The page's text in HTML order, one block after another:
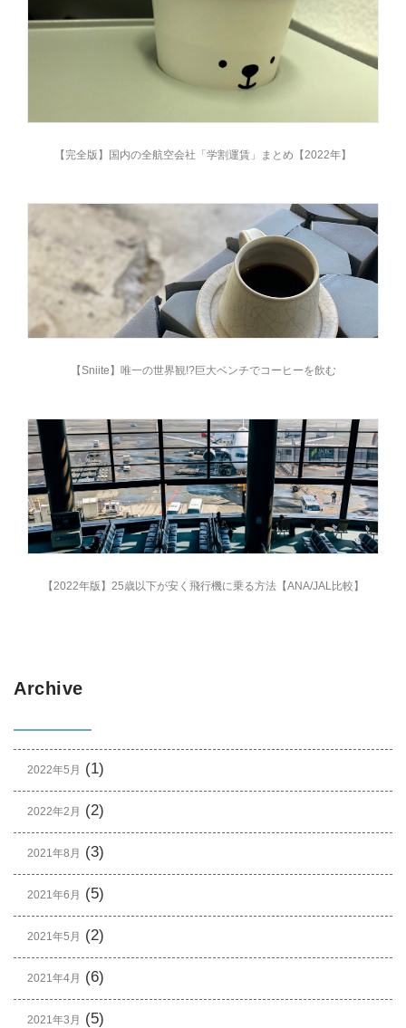
【完全版】国内の全航空会社「学割運賃」まとめ【2022年】
【Sniite】唯一の世界観!?巨大ベンチでコーヒーを飲む
【2022年版】25歳以下が安く飛行機に乗る方法【ANA/JAL比較】
Archive
2022年5月 (1)
2022年2月 (2)
2021年8月 (3)
2021年6月 (5)
2021年5月 (2)
2021年4月 (6)
2021年3月 (5)